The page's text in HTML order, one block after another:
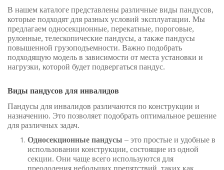
В нашем каталоге представлены различные виды пандусов,
которые подходят для разных условий эксплуатации. Мы
предлагаем односекционные, перекатные, пороговые,
рулонные, телескопические пандусы, а также пандусы
повышенной грузоподъемности. Важно подобрать
подходящую модель в зависимости от места установки и
нагрузки, которой будет подвергаться пандус.
Виды пандусов для инвалидов
Пандусы для инвалидов различаются по конструкции и
назначению. Это позволяет подобрать оптимальное решение
для различных задач.
Односекционные пандусы – это простые и удобные в
использовании конструкции, состоящие из одной
секции. Они чаще всего используются для
преодоления небольших препятствий, таких как